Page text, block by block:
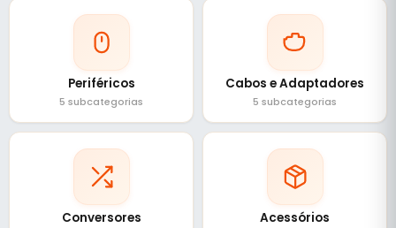
Periféricos
5 subcategorias
Cabos e Adaptadores
5 subcategorias
Conversores Acessórios